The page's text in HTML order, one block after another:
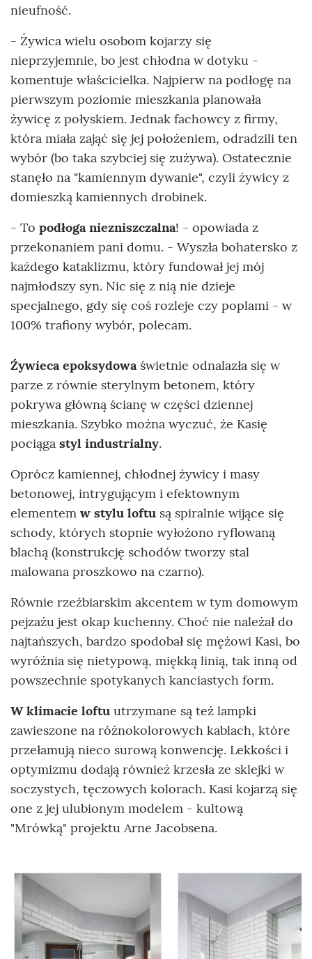
nieufność.
- Żywica wielu osobom kojarzy się
nieprzyjemnie, bo jest chłodna w dotyku -
komentuje właścicielka. Najpierw na podłogę na
pierwszym poziomie mieszkania planowała
żywicę z połyskiem. Jednak fachowcy z firmy,
która miała zająć się jej położeniem, odradzili ten
wybór (bo taka szybciej się zużywa). Ostatecznie
stanęło na "kamiennym dywanie", czyli żywicy z
domieszką kamiennych drobinek.
- To podłoga niezniszczalna! - opowiada z
przekonaniem pani domu. - Wyszła bohatersko z
każdego kataklizmu, który fundował jej mój
najmłodszy syn. Nic się z nią nie dzieje
specjalnego, gdy się coś rozleje czy poplami - w
100% trafiony wybór, polecam.
Źywieca epoksydowaświetnie odnalazła się w
parze z równie sterylnym betonem, który
pokrywa główną ścianę w części dziennej
mieszkania. Szybko można wyczuć, że Kasię
pociąga styl industrialny.
Oprócz kamiennej, chłodnej żywicy i masy
betonowej, intrygującym i efektownym
elementem w stylu loftu są spiralnie wijące się
schody, których stopnie wyłożono ryflowaną
blachą (konstrukcję schodów tworzy stal
malowana proszkowo na czarno).
Równie rzeźbiarskim akcentem w tym domowym
pejzażu jest okap kuchenny. Choć nie należał do
najtańszych, bardzo spodobał się mężowi Kasi, bo
wyróżnia się nietypową, miękką linią, tak inną od
powszechnie spotykanych kanciastych form.
W klimacie loftu utrzymane są też lampki
zawieszone na różnokolorowych kablach, które
przełamują nieco surową konwencję. Lekkości i
optymizmu dodają również krzesła ze sklejki w
soczystych, tęczowych kolorach. Kasi kojarzą się
one z jej ulubionym modelem - kultową
"Mrówką" projektu Arne Jacobsena.